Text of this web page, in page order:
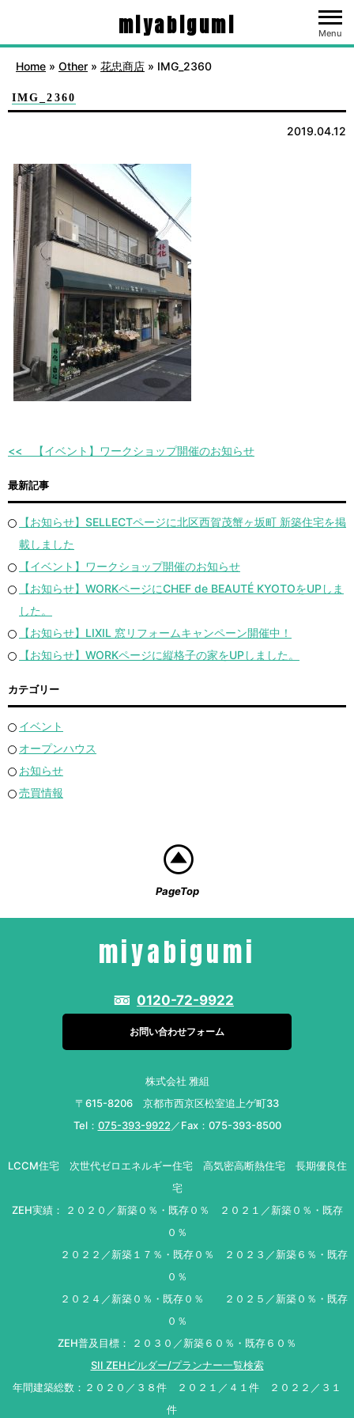
miyabigumi Menu
Home » Other » 花忠商店 » IMG_2360
IMG_2360
2019.04.12
【イベント】ワークショップ開催のお知らせ
最新記事
【お知らせ】SELLECTページに北区西賀茂蟹ヶ坂町 新築住宅を掲
載しました
【イベント】ワークショップ開催のお知らせ
【お知らせ】WORKページにCHEF de BEAUTÉ KYOTOをUPしま
した。
【お知らせ】LIXIL 窓リフォームキャンペーン開催中！
【お知らせ】WORKページに縦格子の家をUPしました。
カテゴリー
イベント
オープンハウス
お知らせ
売買情報
PageTop
miyabigumi
0120-72-9922
お問い合わせフォーム
株式会社 雅組
〒615-8206 京都市西京区松室追上ゲ町33
Tel： 075-393-9922 ／Fax：075-393-8500
LCCM住宅 次世代ゼロエネルギー住宅 高気密高断熱住宅 長期優良住
宅
ZEH実績： ２０２０／新築０％・既存０％ ２０２１／新築０％・既存
０％
２０２２／新築１７％・既存０％ ２０２３／新築６％・既存
０％
２０２４／新築０％・既存０％ ２０２５／新築０％・既存
０％
ZEH普及目標： ２０３０／新築６０％・既存６０％
SII ZEHビルダー/プランナー一覧検索
年間建築総数：２０２０／３８件 ２０２１／４１件 ２０２２／３１
件